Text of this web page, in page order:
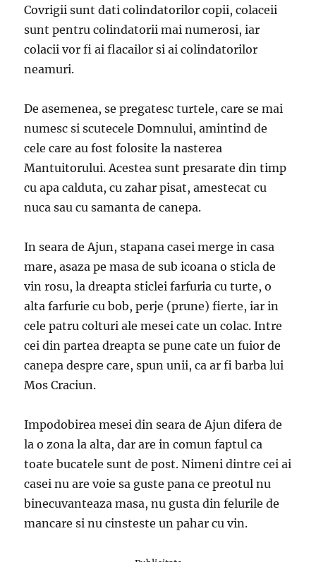
Covrigii sunt dati colindatorilor copii, colaceii
sunt pentru colindatorii mai numerosi, iar
colacii vor fi ai flacailor si ai colindatorilor
neamuri.
De asemenea, se pregatesc turtele, care se mai
numesc si scutecele Domnului, amintind de
cele care au fost folosite la nasterea
Mantuitorului. Acestea sunt presarate din timp
cu apa calduta, cu zahar pisat, amestecat cu
nuca sau cu samanta de canepa.
In seara de Ajun, stapana casei merge in casa
mare, asaza pe masa de sub icoana o sticla de
vin rosu, la dreapta sticlei farfuria cu turte, o
alta farfurie cu bob, perje (prune) fierte, iar in
cele patru colturi ale mesei cate un colac. Intre
cei din partea dreapta se pune cate un fuior de
canepa despre care, spun unii, ca ar fi barba lui
Mos Craciun.
Impodobirea mesei din seara de Ajun difera de
la o zona la alta, dar are in comun faptul ca
toate bucatele sunt de post. Nimeni dintre cei ai
casei nu are voie sa guste pana ce preotul nu
binecuvanteaza masa, nu gusta din felurile de
mancare si nu cinsteste un pahar cu vin.